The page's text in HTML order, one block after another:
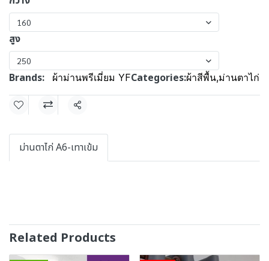
160
สูง
250
Brands: ผ้าม่านพรีเมี่ยม YFCategories:ผ้าสีพื้น,ม่านตาไก่
Share
ม่านตาไก่ A6-เทาเข้ม
Related Products